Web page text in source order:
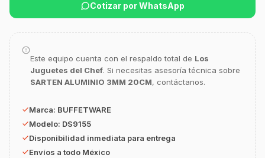
Cotizar por WhatsApp
Este equipo cuenta con el respaldo total de Los
Juguetes del Chef. Si necesitas asesoría técnica sobre
SARTEN ALUMINIO 3MM 20CM, contáctanos.
Marca: BUFFETWARE
Modelo: DS9155
Disponibilidad inmediata para entrega
Envíos a todo México
GastroBot
¡Hola Chef! 🍳 Soy GastroBot, tu asesor
de cocina profesional de GastroArt.
¿En qué te puedo apoyar hoy con tu
equipamiento o utensilios?